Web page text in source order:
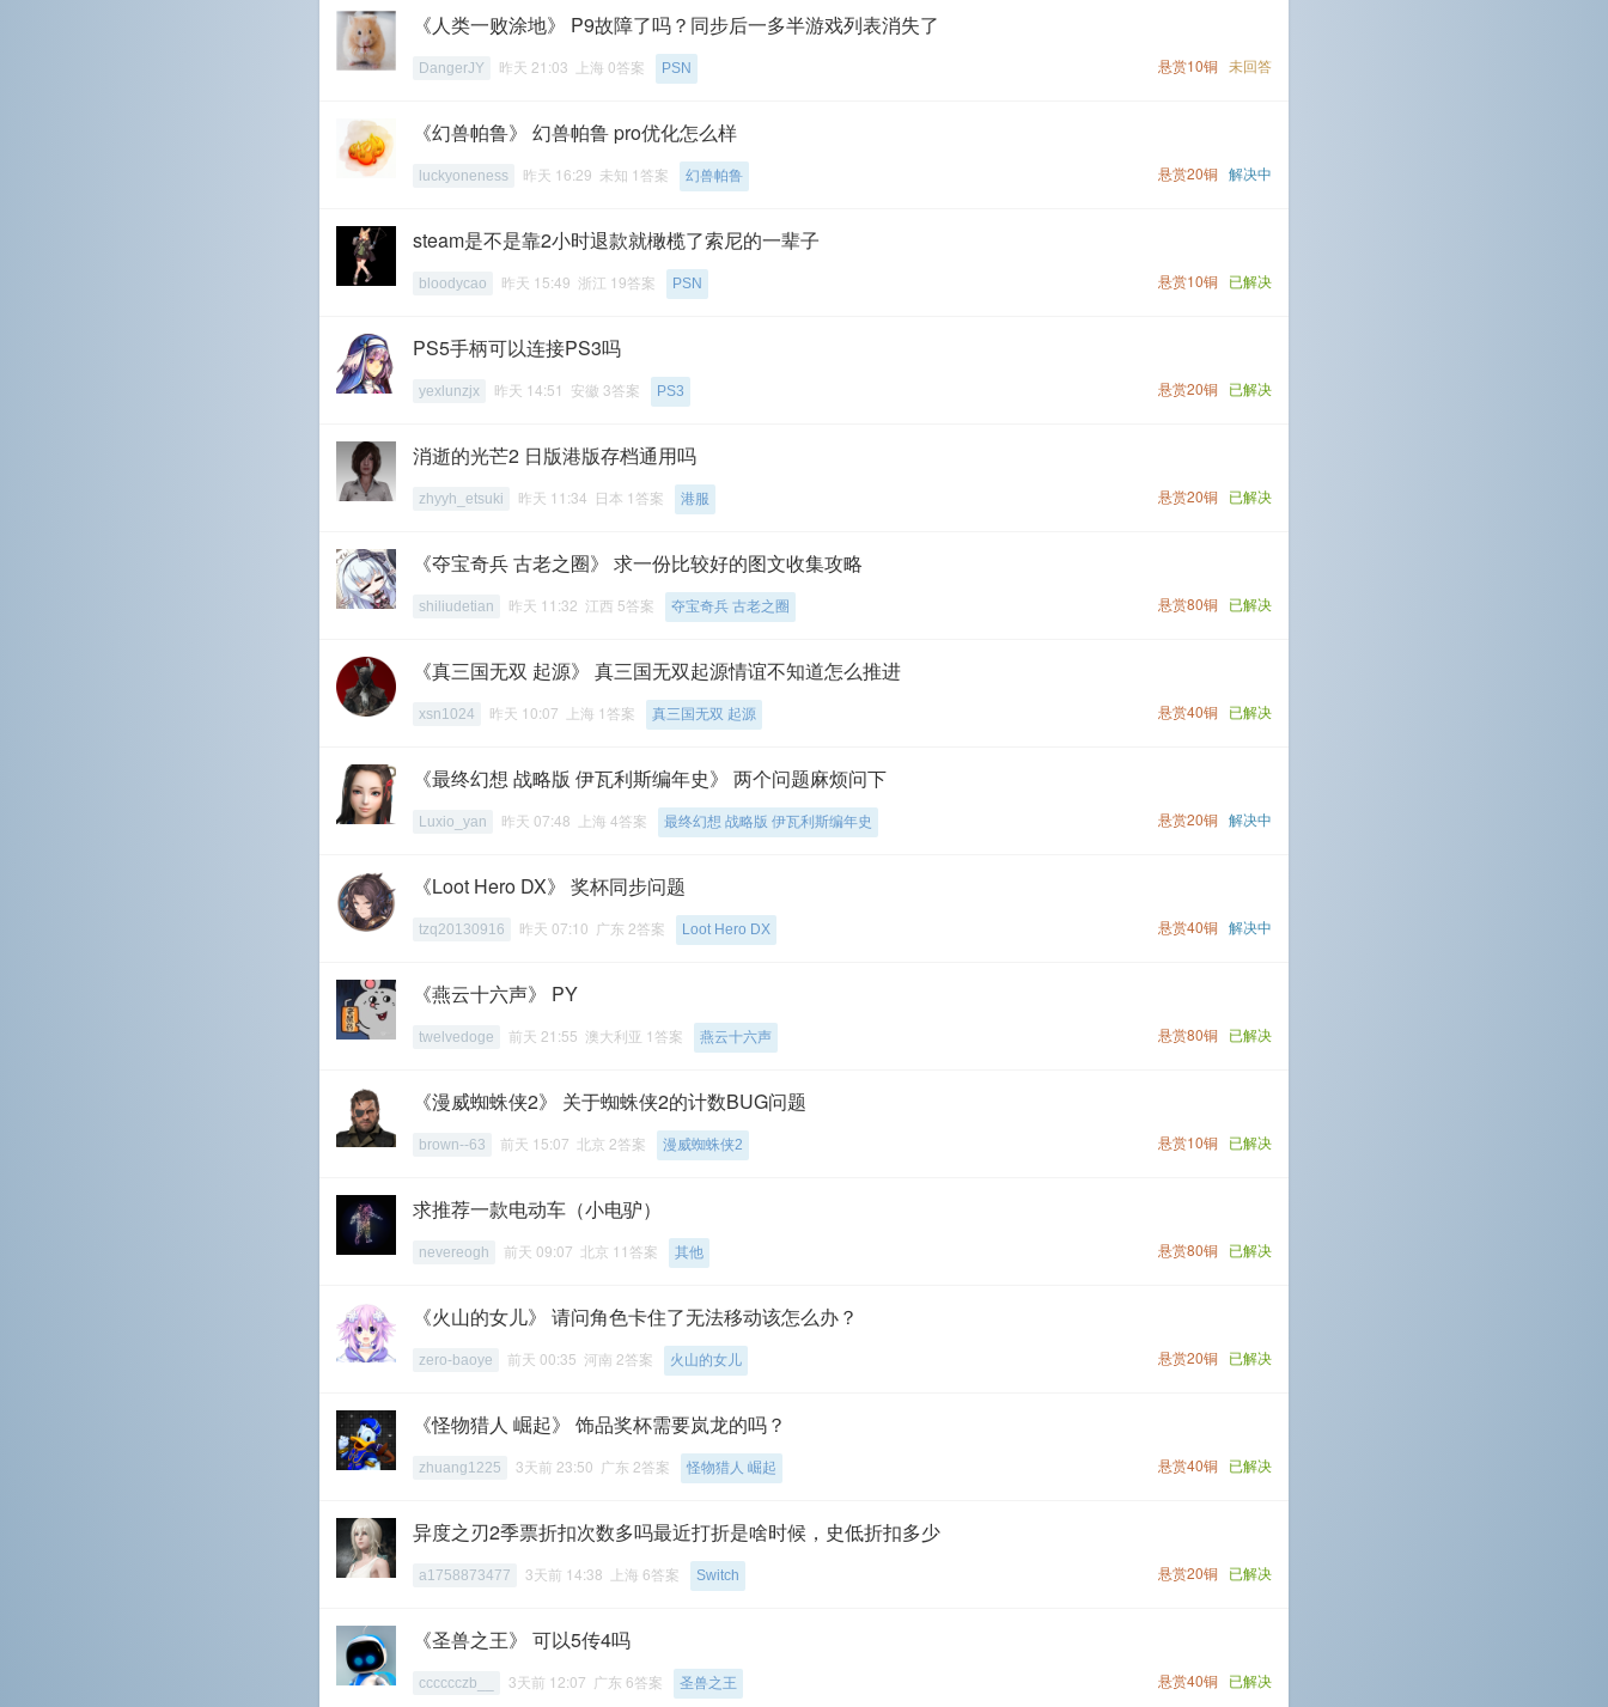
《人类一败涂地》 P9故障了吗？同步后一多半游戏列表消失了
悬赏10铜 未回答
DangerJY 昨天 21:03 上海 0答案 PSN
《幻兽帕鲁》 幻兽帕鲁 pro优化怎么样
悬赏20铜 解决中
luckyoneness 昨天 16:29 未知 1答案 幻兽帕鲁
steam是不是靠2小时退款就橄榄了索尼的一辈子
悬赏10铜 已解决
bloodycao 昨天 15:49 浙江 19答案 PSN
PS5手柄可以连接PS3吗
悬赏20铜 已解决
yexlunzjx 昨天 14:51 安徽 3答案 PS3
消逝的光芒2 日版港版存档通用吗
悬赏20铜 已解决
zhyyh_etsuki 昨天 11:34 日本 1答案 港服
《夺宝奇兵 古老之圈》 求一份比较好的图文收集攻略
悬赏80铜 已解决
shiliudetian 昨天 11:32 江西 5答案 夺宝奇兵 古老之圈
《真三国无双 起源》 真三国无双起源情谊不知道怎么推进
悬赏40铜 已解决
xsn1024 昨天 10:07 上海 1答案 真三国无双 起源
《最终幻想 战略版 伊瓦利斯编年史》 两个问题麻烦问下
悬赏20铜 解决中
Luxio_yan 昨天 07:48 上海 4答案 最终幻想 战略版 伊瓦利斯编年史
《Loot Hero DX》 奖杯同步问题
悬赏40铜 解决中
tzq20130916 昨天 07:10 广东 2答案 Loot Hero DX
《燕云十六声》 PY
悬赏80铜 已解决
twelvedoge 前天 21:55 澳大利亚 1答案 燕云十六声
《漫威蜘蛛侠2》 关于蜘蛛侠2的计数BUG问题
悬赏10铜 已解决
brown--63 前天 15:07 北京 2答案 漫威蜘蛛侠2
求推荐一款电动车（小电驴）
悬赏80铜 已解决
nevereogh 前天 09:07 北京 11答案 其他
《火山的女儿》 请问角色卡住了无法移动该怎么办？
悬赏20铜 已解决
zero-baoye 前天 00:35 河南 2答案 火山的女儿
《怪物猎人 崛起》 饰品奖杯需要岚龙的吗？
悬赏40铜 已解决
zhuang1225 3天前 23:50 广东 2答案 怪物猎人 崛起
异度之刃2季票折扣次数多吗最近打折是啥时候，史低折扣多少
悬赏20铜 已解决
a1758873477 3天前 14:38 上海 6答案 Switch
《圣兽之王》 可以5传4吗
悬赏40铜 已解决
cccccczb__ 3天前 12:07 广东 6答案 圣兽之王